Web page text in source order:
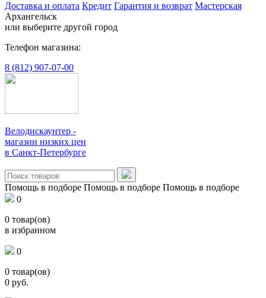
Доставка и оплата Кредит Гарантия и возврат Мастерская
Архангельск
или выберите другой город
Телефон магазина:
8 (812) 907-07-00
Велодискаунтер -
магазин низких цен
в Санкт-Петербурге
Помощь в подборе Помощь в подборе Помощь в подборе
0
0 товар(ов)
в избранном
0
0 товар(ов)
0 руб.